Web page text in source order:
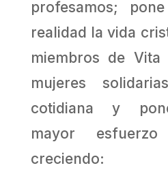
profesamos;
realidad la vida
miembros de
mujeres
cotidiana y
mayor
creciendo: